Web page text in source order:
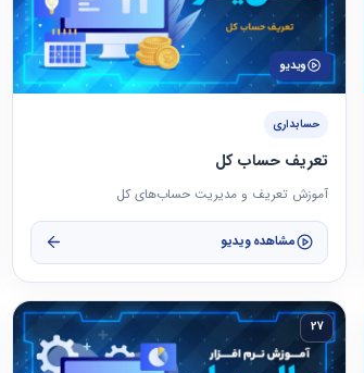
ویدیو
حسابداری
تعریف حساب کل
آموزش تعریف و مدیریت حساب‌های کل
مشاهده ویدیو
27